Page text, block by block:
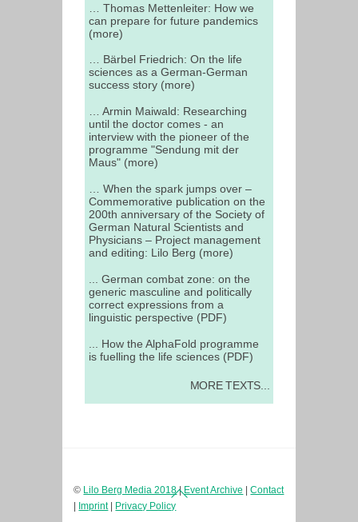
… Thomas Mettenleiter: How we
can prepare for future pandemics
(more)
… Bärbel Friedrich: On the life
sciences as a German-German
success story (more)
… Armin Maiwald: Researching
until the doctor comes - an
interview with the pioneer of the
programme "Sendung mit der
Maus" (more)
… When the spark jumps over –
Commemorative publication on the
200th anniversary of the Society of
German Natural Scientists and
Physicians – Project management
and editing: Lilo Berg (more)
... German combat zone: on the
generic masculine and politically
correct expressions from a
linguistic perspective (PDF)
... How the AlphaFold programme
is fuelling the life sciences (PDF)
MORE TEXTS...
Back
To
© Lilo Berg Media 2018| Event Archive |Contact
Imprint| Privacy Policy